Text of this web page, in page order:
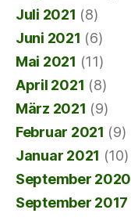
Juli 2021 (8)
Juni 2021 (6)
Mai 2021 (11)
April 2021 (8)
März 2021 (9)
Februar 2021 (9)
Januar 2021 (10)
September 2020
September 2017